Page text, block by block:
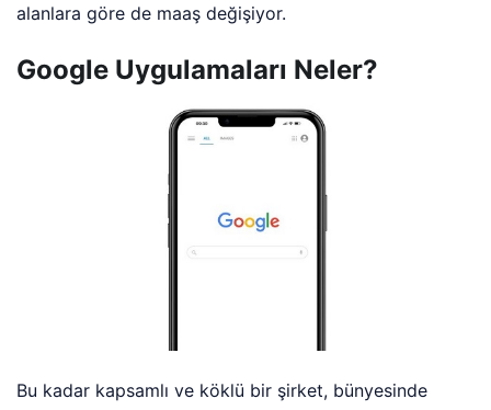
alanlara göre de maaş değişiyor.
Google Uygulamaları Neler?
Bu kadar kapsamlı ve köklü bir şirket, bünyesinde